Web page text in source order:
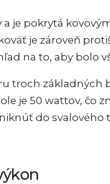
je pokrytá
je zároveň
na to, aby bolo
troch
je 50 wattov,
do svalového